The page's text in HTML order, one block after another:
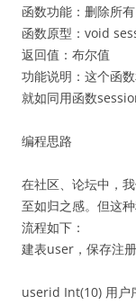
函数功能：删除所有
函数原型：void
返回值：布尔值
功能说明：这个函
就如同用函数
编程思路
在社区、论坛中，
至如归之感。但这
流程如下：
建表user，保存注册
userid Int(10) 用户